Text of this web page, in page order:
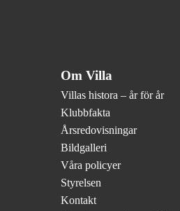
Om Villa
Villas histora – år för år
Klubbfakta
Årsredovisningar
Bildgalleri
Våra policyer
Styrelsen
Kontakt